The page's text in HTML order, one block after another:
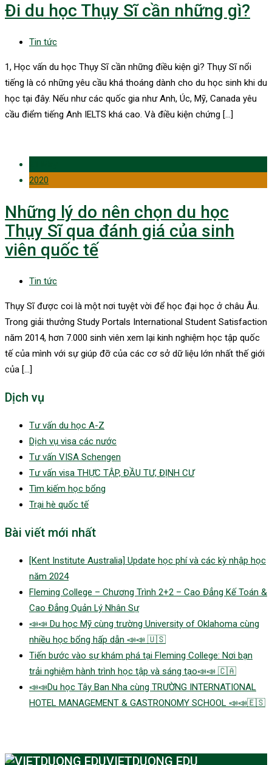
Đi du học Thụy Sĩ cần những gì?
Tin tức
1, Học vấn du học Thụy Sĩ cần những điều kiện gì? Thụy Sĩ nổi
tiếng là có những yêu cầu khá thoáng dành cho du học sinh khi du
học tại đây. Nếu như các quốc gia như Anh, Úc, Mỹ, Canada yêu
cầu điểm tiếng Anh IELTS khá cao. Và điều kiện chứng […]
2020
Những lý do nên chọn du học
Thụy Sĩ qua đánh giá của sinh
viên quốc tế
Tin tức
Thụy Sĩ được coi là một nơi tuyệt vời để học đại học ở châu Âu.
Trong giải thưởng Study Portals International Student Satisfaction
năm 2014, hơn 7.000 sinh viên xem lại kinh nghiệm học tập quốc
tế của mình với sự giúp đỡ của các cơ sở dữ liệu lớn nhất thế giới
của […]
Dịch vụ
Tư vấn du học A-Z
Dịch vụ visa các nước
Tư vấn VISA Schengen
Tư vấn visa THỰC TẬP, ĐẦU TƯ, ĐỊNH CƯ
Tìm kiếm học bổng
Trại hè quốc tế
Bài viết mới nhất
[Kent Institute Australia] Update học phí và các kỳ nhập học
năm 2024
Fleming College – Chương Trình 2+2 – Cao Đẳng Kế Toán &
Cao Đẳng Quản Lý Nhân Sự
📣📣 Du học Mỹ cùng trường University of Oklahoma cùng
nhiều học bổng hấp dẫn 📣📣 🇺🇸
Tiến bước vào sự khám phá tại Fleming College: Nơi bạn
trải nghiệm hành trình học tập và sáng tạo📣📣 🇨🇦
📣📣Du học Tây Ban Nha cùng TRƯỜNG INTERNATIONAL
HOTEL MANAGEMENT & GASTRONOMY SCHOOL 📣📣🇪🇸
VIETDUONG EDU